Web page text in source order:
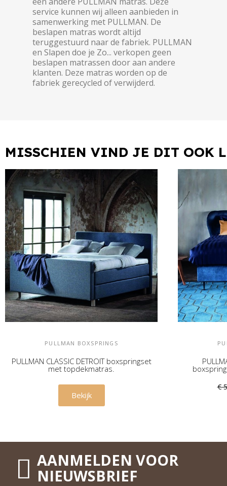
service kunnen wij alleen aanbieden in
samenwerking met PULLMAN. De
beslapen matras wordt altijd
teruggestuurd naar de fabriek. PULLMAN
en Slapen doe je Zo... verkopen geen
beslapen matrassen door aan andere
klanten. Deze matras worden op de
fabriek gerecycled of verwijderd.
MISSCHIEN VIND JE DIT OOK
PULLMAN BOXSPRINGS
PULLMAN CLASSIC DETROIT boxspringset
met topdekmatras.
€ 3.945,00
Bekijk
€
AANMELDEN VOOR
NIEUWSBRIEF